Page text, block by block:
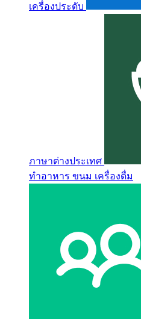
เครื่องประดับ
ภาษาต่างประเทศ
ทำอาหาร ขนม เครื่องดื่ม